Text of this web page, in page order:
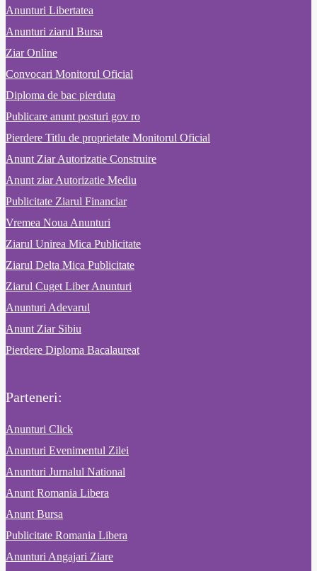
Anunturi Libertatea
Anunturi ziarul Bursa
Ziar Online
Convocari Monitorul Oficial
Diploma de bac pierduta
Publicare anunt posturi gov ro
Pierdere Titlu de proprietate Monitorul Oficial
Anunt Ziar Autorizatie Construire
Anunt ziar Autorizatie Mediu
Publicitate Ziarul Financiar
Vremea Noua Anunturi
Ziarul Unirea Mica Publicitate
Ziarul Delta Mica Publicitate
Ziarul Cuget Liber Anunturi
Anunturi Adevarul
Anunt Ziar Sibiu
Pierdere Diploma Bacalaureat
Parteneri:
Anunturi Click
Anunturi Evenimentul Zilei
Anunturi Jurnalul National
Anunt Romania Libera
Anunt Bursa
Publicitate Romania Libera
Anunturi Angajari Ziare